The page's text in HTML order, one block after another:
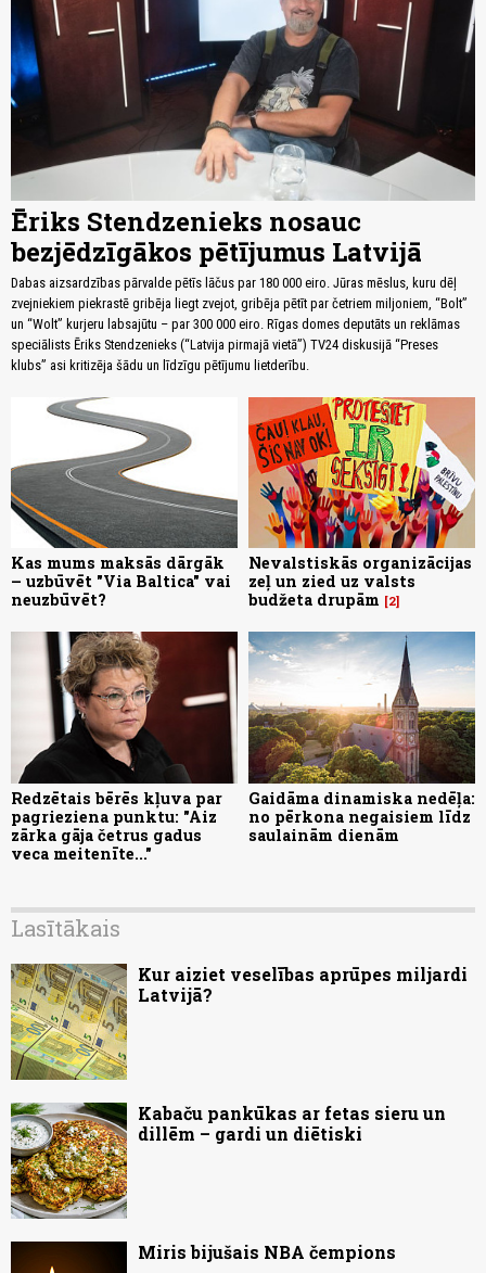
Ēriks Stendzenieks nosauc
bezjēdzīgākos pētījumus Latvijā
Dabas aizsardzības pārvalde pētīs lāčus par 180 000 eiro. Jūras mēslus, kuru dēļ
zvejniekiem piekrastē gribēja liegt zvejot, gribēja pētīt par četriem miljoniem, “Bolt”
un “Wolt” kurjeru labsajūtu – par 300 000 eiro. Rīgas domes deputāts un reklāmas
speciālists Ēriks Stendzenieks (“Latvija pirmajā vietā”) TV24 diskusijā “Preses
klubs” asi kritizēja šādu un līdzīgu pētījumu lietderību.
Kas mums maksās dārgāk
– uzbūvēt "Via Baltica" vai
neuzbūvēt?
Nevalstiskās organizācijas
zeļ un zied uz valsts
budžeta drupām
2
Redzētais bērēs kļuva par
pagrieziena punktu: "Aiz
zārka gāja četrus gadus
veca meitenīte..."
Gaidāma dinamiska nedēļa:
no pērkona negaisiem līdz
saulainām dienām
Lasītākais
Kur aiziet veselības aprūpes miljardi
Latvijā?
Kabaču pankūkas ar fetas sieru un
dillēm – gardi un diētiski
Miris bijušais NBA čempions